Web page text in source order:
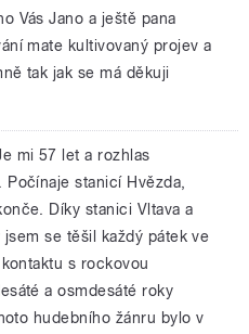
Vás Jano a ještě pana
mate kultivovaný projev a
tak jak se má děkuji
mi 57 let a rozhlas
stanicí Hvězda,
Díky stanici Vltava a
se těšil každý pátek ve
s rockovou
a osmdesáté roky
hudebního žánru bylo v